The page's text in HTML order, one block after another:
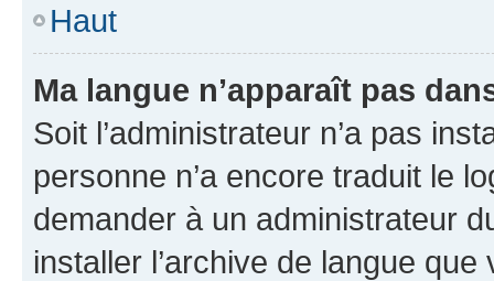
Haut
Ma langue n’apparaît pas
Soit l’administrateur n’a pas
personne n’a encore traduit le
demander à un administrateur
installer l’archive de langue